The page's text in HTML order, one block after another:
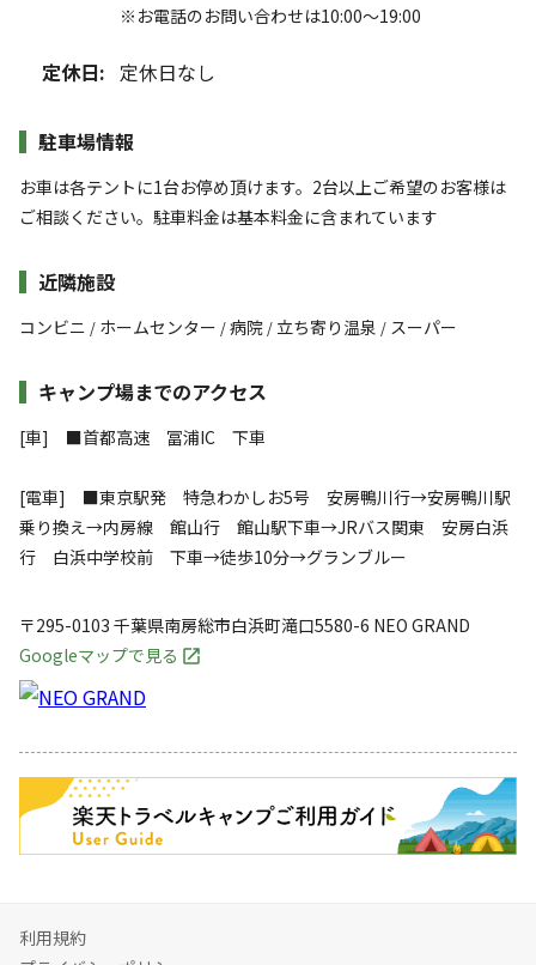
※お電話のお問い合わせは10:00～19:00
定休日: 定休日なし
駐車場情報
お車は各テントに1台お停め頂けます。2台以上ご希望のお客様は
ご相談ください。駐車料金は基本料金に含まれています
近隣施設
コンビニ / ホームセンター /病院 / 立ち寄り温泉 / スーパー
キャンプ場までのアクセス
[車] ■首都高速 冨浦IC 下車
[電車] ■東京駅発 特急わかしお5号 安房鴨川行→安房鴨川駅
乗り換え→内房線 館山行 館山駅下車→JRバス関東 安房白浜
行 白浜中学校前 下車→徒歩10分→グランブルー
〒295-0103 千葉県南房総市白浜町滝口5580-6 NEO GRAND
Googleマップで見る
キャンペーン
利用規約